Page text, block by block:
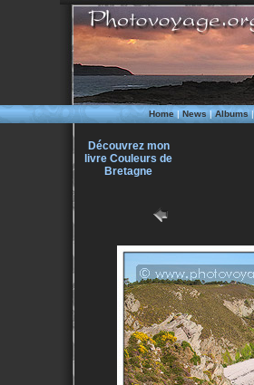
Home|News|Albums
Découvrez mon
livre Couleurs de
Bretagne